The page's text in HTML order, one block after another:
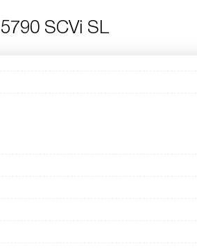
SCVi SL